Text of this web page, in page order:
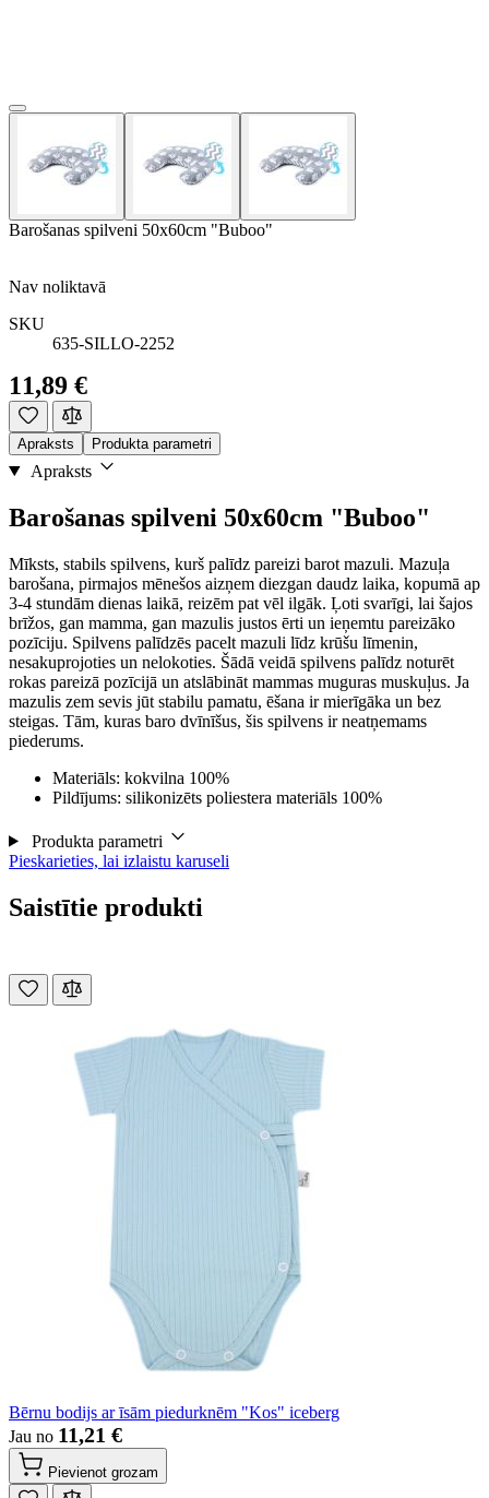
Barošanas spilveni 50x60cm "Buboo"
Nav noliktavā
SKU
635-SILLO-2252
11,89 €
Apraksts Produkta parametri
Apraksts
Barošanas spilveni 50x60cm "Buboo"
Mīksts, stabils spilvens, kurš palīdz pareizi barot mazuli. Mazuļa
barošana, pirmajos mēnešos aizņem diezgan daudz laika, kopumā ap
3-4 stundām dienas laikā, reizēm pat vēl ilgāk. Ļoti svarīgi, lai šajos
brīžos, gan mamma, gan mazulis justos ērti un ieņemtu pareizāko
pozīciju. Spilvens palīdzēs pacelt mazuli līdz krūšu līmenin,
nesakuprojoties un nelokoties. Šādā veidā spilvens palīdz noturēt
rokas pareizā pozīcijā un atslābināt mammas muguras muskuļus. Ja
mazulis zem sevis jūt stabilu pamatu, ēšana ir mierīgāka un bez
steigas. Tām, kuras baro dvīnīšus, šis spilvens ir neatņemams
piederums.
Materiāls: kokvilna 100%
Pildījums: silikonizēts poliestera materiāls 100%
Produkta parametri
Pieskarieties, lai izlaistu karuseli
Saistītie produkti
Bērnu bodijs ar īsām piedurknēm "Kos" iceberg
Jau no 11,21 €
Pievienot grozam